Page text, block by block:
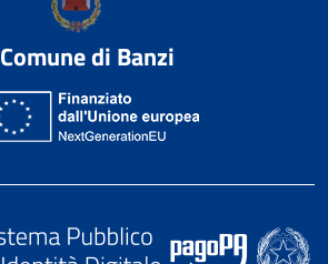
Comune di Banzi